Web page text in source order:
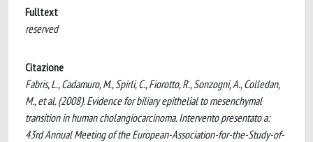
Fulltext
reserved
Citazione
Fabris, L., Cadamuro, M., Spirli, C., Fiorotto, R., Sonzogni, A., Colledan,
M., et al. (2008). Evidence for biliary epithelial to mesenchymal
transition in human cholangiocarcinoma. Intervento presentato a:
43rd Annual Meeting of the European-Association-for-the-Study-of-